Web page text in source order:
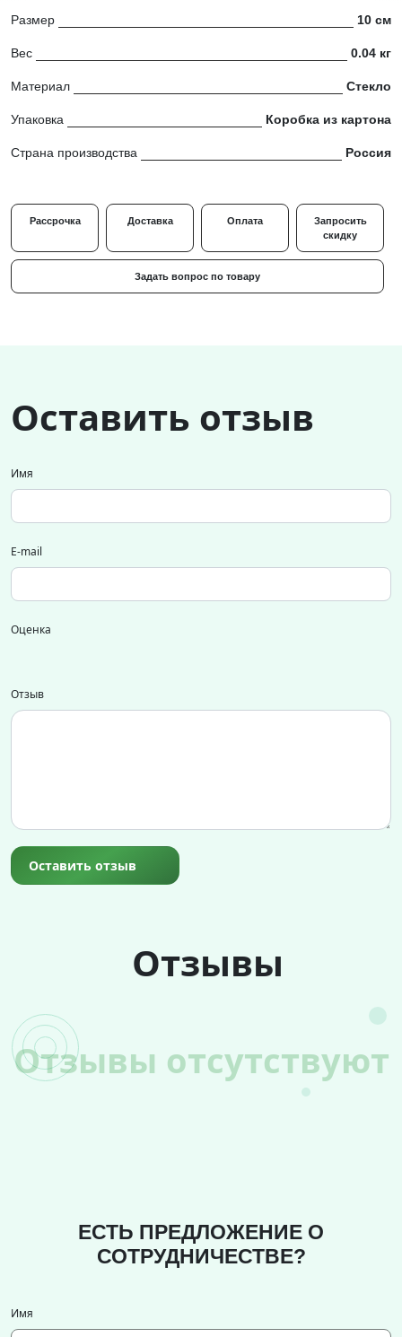
Размер 10 см
Вес 0.04 кг
Материал Стекло
Упаковка Коробка из картона
Страна производства Россия
Рассрочка Доставка Оплата
Запросить
скидку
Задать вопрос по товару
Оставить отзыв
Имя
E-mail
Оценка
Отзыв
Оставить отзыв
Отзывы
Отзывы отсутствуют
ЕСТЬ ПРЕДЛОЖЕНИЕ О
СОТРУДНИЧЕСТВЕ?
Имя